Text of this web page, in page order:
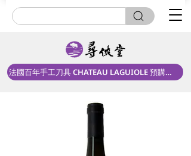
法國百年手工刀具 CHATEAU LAGUIOLE 預購中！